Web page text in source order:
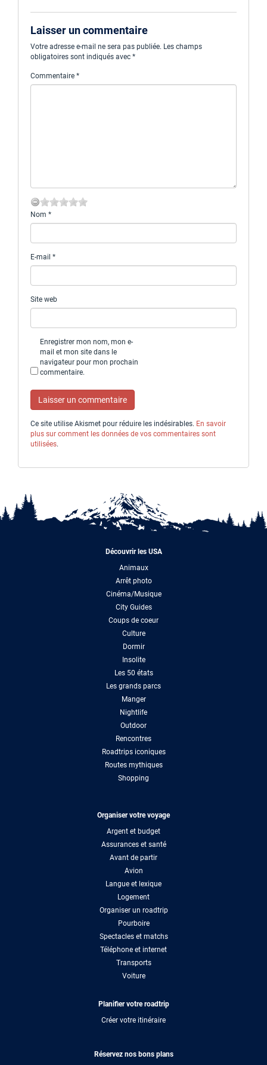
Laisser un commentaire
Votre adresse e-mail ne sera pas publiée. Les champs
obligatoires sont indiqués avec *
Commentaire *
Nom *
E-mail *
Site web
Enregistrer mon nom, mon e-
mail et mon site dans le
navigateur pour mon prochain
commentaire.
Ce site utilise Akismet pour réduire les indésirables. En savoir
plus sur comment les données de vos commentaires sont
utilisées.
Découvrir les USA
Animaux
Arrêt photo
Cinéma/Musique
City Guides
Coups de coeur
Culture
Dormir
Insolite
Les 50 états
Les grands parcs
Manger
Nightlife
Outdoor
Rencontres
Roadtrips iconiques
Routes mythiques
Shopping
Organiser votre voyage
Argent et budget
Assurances et santé
Avant de partir
Avion
Langue et lexique
Logement
Organiser un roadtrip
Pourboire
Spectacles et matchs
Téléphone et internet
Transports
Voiture
Planifier votre roadtrip
Créer votre itinéraire
Réservez nos bons plans